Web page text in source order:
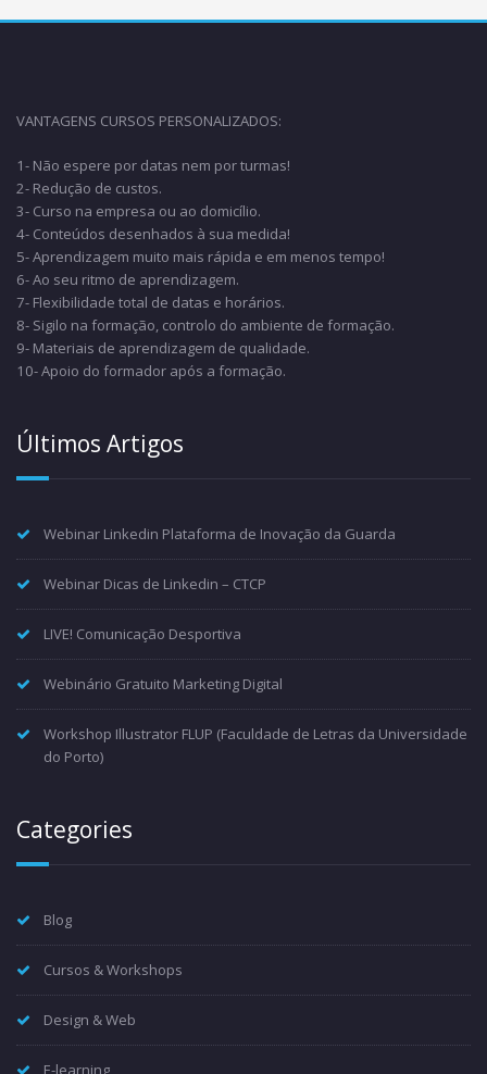
VANTAGENS CURSOS PERSONALIZADOS:
1- Não espere por datas nem por turmas!
2- Redução de custos.
3- Curso na empresa ou ao domicílio.
4- Conteúdos desenhados à sua medida!
5- Aprendizagem muito mais rápida e em menos tempo!
6- Ao seu ritmo de aprendizagem.
7- Flexibilidade total de datas e horários.
8- Sigilo na formação, controlo do ambiente de formação.
9- Materiais de aprendizagem de qualidade.
10- Apoio do formador após a formação.
Últimos Artigos
Webinar Linkedin Plataforma de Inovação da Guarda
Webinar Dicas de Linkedin – CTCP
LIVE! Comunicação Desportiva
Webinário Gratuito Marketing Digital
Workshop Illustrator FLUP (Faculdade de Letras da Universidade
do Porto)
Categories
Blog
Cursos & Workshops
Design & Web
E-learning